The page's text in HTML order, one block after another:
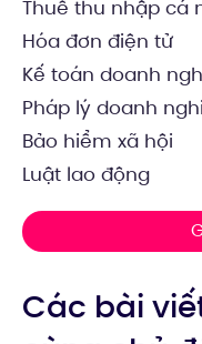
Thuế thu nhập cá
Hóa đơn điện tử
Kế toán doanh
Pháp lý doanh
Bảo hiểm xã hội
Luật lao động
Các bài